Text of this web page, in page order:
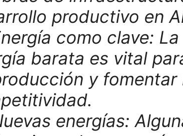
productivo en
como clave:
barata es vital
y fomentar
energías: